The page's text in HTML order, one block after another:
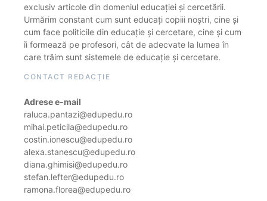
exclusiv articole din domeniul educației și cercetării.
Urmărim constant cum sunt educați copiii noștri, cine și
cum face politicile din educație și cercetare, cine și cum
îi formează pe profesori, cât de adecvate la lumea în
care trăim sunt sistemele de educație și cercetare.
CONTACT REDACȚIE
Adrese e-mail
raluca.pantazi@edupedu.ro
mihai.peticila@edupedu.ro
costin.ionescu@edupedu.ro
alexa.stanescu@edupedu.ro
diana.ghimisi@edupedu.ro
stefan.lefter@edupedu.ro
ramona.florea@edupedu.ro